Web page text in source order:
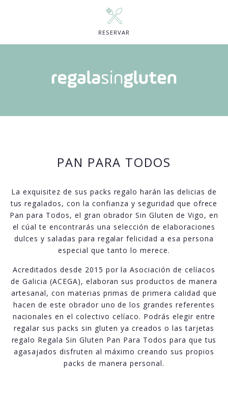
RESERVAR
PAN PARA TODOS
La exquisitez de sus packs regalo harán las delicias de
tus regalados, con la confianza y seguridad que ofrece
Pan para Todos, el gran obrador Sin Gluten de Vigo, en
el cúal te encontrarás una selección de elaboraciones
dulces y saladas para regalar felicidad a esa persona
especial que tanto lo merece.
Acreditados desde 2015 por la Asociación de celíacos
de Galicia (ACEGA), elaboran sus productos de manera
artesanal, con materias primas de primera calidad que
hacen de este obrador uno de los grandes referentes
nacionales en el colectivo celíaco. Podrás elegir entre
regalar sus packs sin gluten ya creados o las tarjetas
regalo Regala Sin Gluten Pan Para Todos para que tus
agasajados disfruten al máximo creando sus propios
packs de manera personal.